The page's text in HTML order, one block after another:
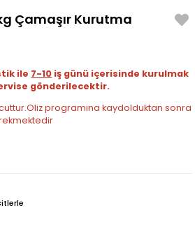
Çamaşır Kurutma
ile 7-10 iş günü içerisinde kurulmak
gönderilecektir.
programına kaydolduktan sonra